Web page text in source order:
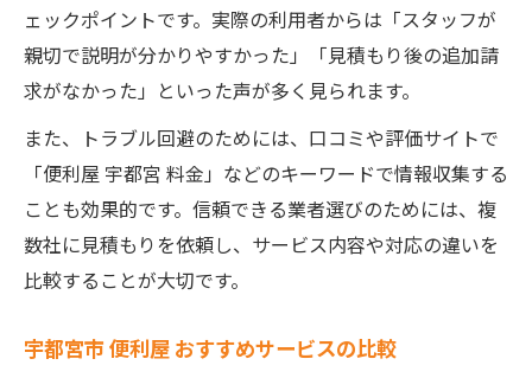
ェックポイントです。実際の利用者からは「スタッフが
親切で説明が分かりやすかった」「見積もり後の追加請
求がなかった」といった声が多く見られます。
また、トラブル回避のためには、口コミや評価サイトで
「便利屋 宇都宮 料金」などのキーワードで情報収集する
ことも効果的です。信頼できる業者選びのためには、複
数社に見積もりを依頼し、サービス内容や対応の違いを
比較することが大切です。
宇都宮市 便利屋 おすすめサービスの比較